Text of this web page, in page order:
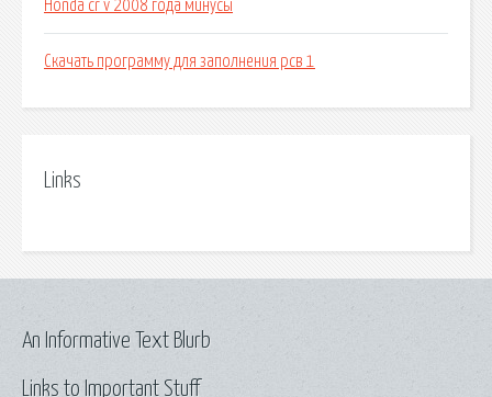
Honda cr v 2008 года минусы
Скачать программу для заполнения рсв 1
Links
Links to Important Stuff
An Informative Text Blurb